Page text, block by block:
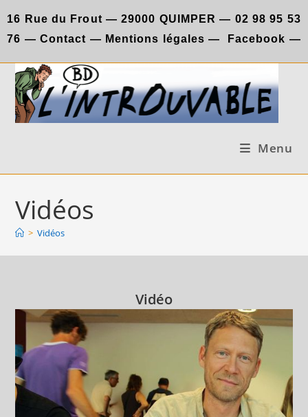
to
content
16 Rue du Frout —29000 QUIMPER — 02 98 95 53
76 — Contact — Mentions légales — Facebook —
Menu
Vidéos
> Vidéos
Vidéo